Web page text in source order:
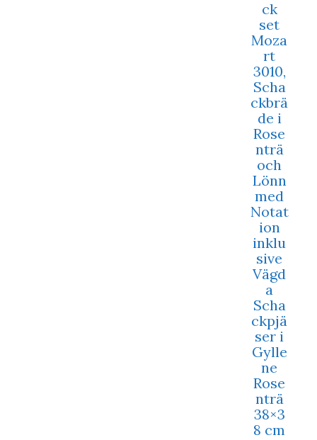
ck
set
Moza
rt
3010,
Scha
ckbrä
de i
Rose
nträ
och
Lönn
med
Notat
ion
inklu
sive
Vägd
a
Scha
ckpjä
ser i
Gylle
ne
Rose
nträ
38×3
8 cm